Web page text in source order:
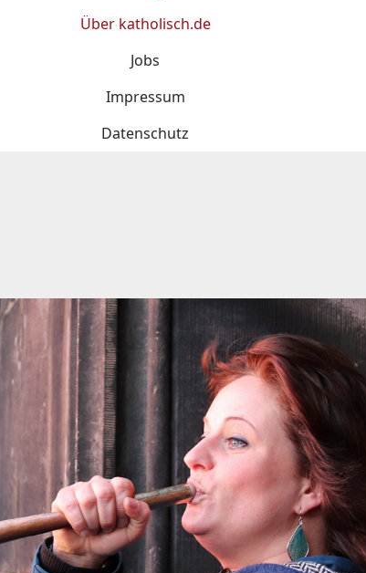
Über katholisch.de
Jobs
Impressum
Datenschutz